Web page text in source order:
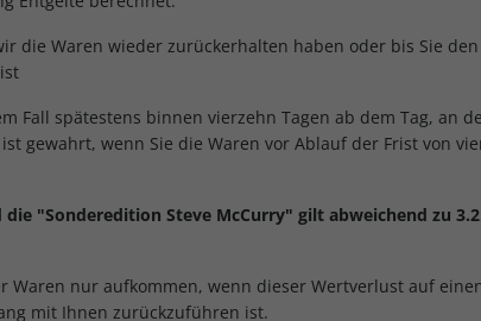
die Waren wieder zurückerhalten haben oder bis Sie
Fall spätestens binnen vierzehn Tagen ab dem Tag, an
gewahrt, wenn Sie die Waren vor Ablauf der Frist von
"Sonderedition Steve McCurry" gilt abweichend zu
Waren nur aufkommen, wenn dieser Wertverlust auf
mit Ihnen zurückzuführen ist.